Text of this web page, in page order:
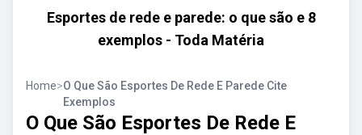
Esportes de rede e parede: o que são e 8
exemplos - Toda Matéria
Home>O Que São Esportes De Rede E Parede Cite
Exemplos
O Que São Esportes De Rede E